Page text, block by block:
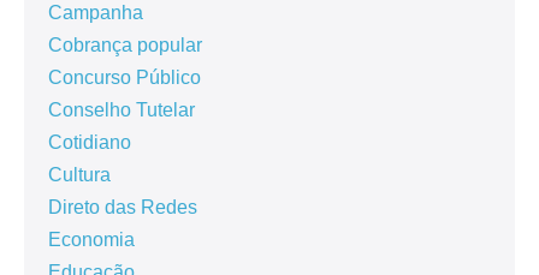
Campanha
Cobrança popular
Concurso Público
Conselho Tutelar
Cotidiano
Cultura
Direto das Redes
Economia